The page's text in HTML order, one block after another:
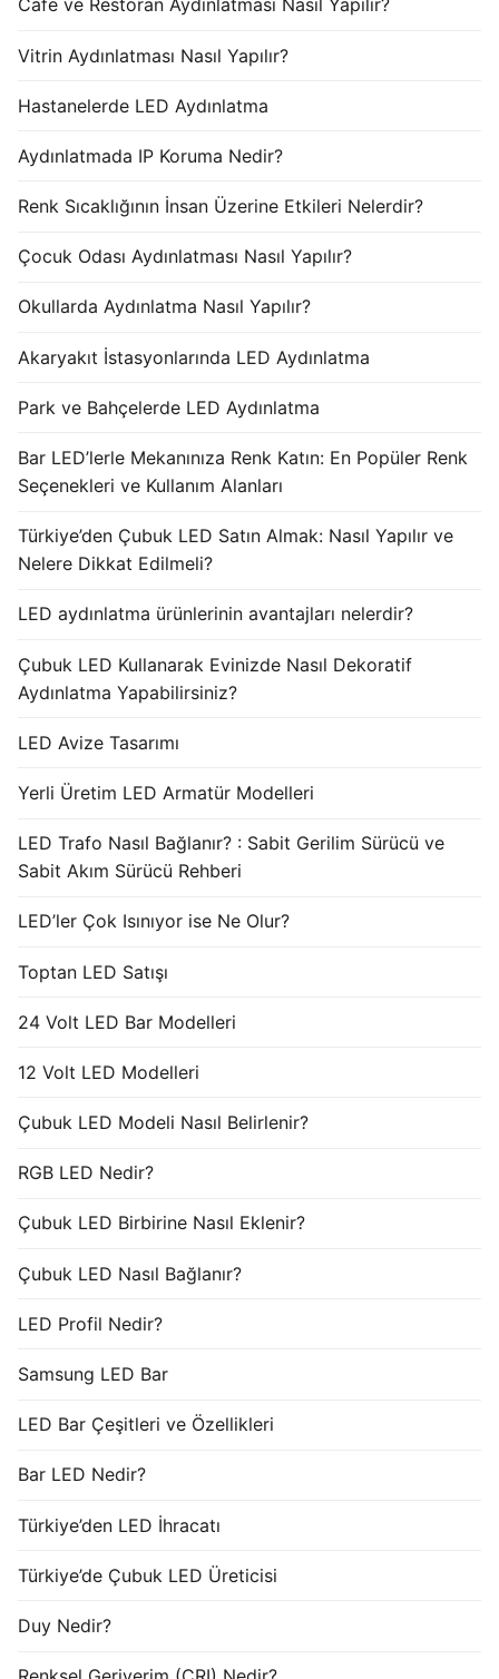
Cafe ve Restoran Aydınlatması Nasıl Yapılır?
Vitrin Aydınlatması Nasıl Yapılır?
Hastanelerde LED Aydınlatma
Aydınlatmada IP Koruma Nedir?
Renk Sıcaklığının İnsan Üzerine Etkileri Nelerdir?
Çocuk Odası Aydınlatması Nasıl Yapılır?
Okullarda Aydınlatma Nasıl Yapılır?
Akaryakıt İstasyonlarında LED Aydınlatma
Park ve Bahçelerde LED Aydınlatma
Bar LED’lerle Mekanınıza Renk Katın: En Popüler Renk
Seçenekleri ve Kullanım Alanları
Türkiye’den Çubuk LED Satın Almak: Nasıl Yapılır ve
Nelere Dikkat Edilmeli?
LED aydınlatma ürünlerinin avantajları nelerdir?
Çubuk LED Kullanarak Evinizde Nasıl Dekoratif
Aydınlatma Yapabilirsiniz?
LED Avize Tasarımı
Yerli Üretim LED Armatür Modelleri
LED Trafo Nasıl Bağlanır? : Sabit Gerilim Sürücü ve
Sabit Akım Sürücü Rehberi
LED’ler Çok Isınıyor ise Ne Olur?
Toptan LED Satışı
24 Volt LED Bar Modelleri
12 Volt LED Modelleri
Çubuk LED Modeli Nasıl Belirlenir?
RGB LED Nedir?
Çubuk LED Birbirine Nasıl Eklenir?
Çubuk LED Nasıl Bağlanır?
LED Profil Nedir?
Samsung LED Bar
LED Bar Çeşitleri ve Özellikleri
Bar LED Nedir?
Türkiye’den LED İhracatı
Türkiye’de Çubuk LED Üreticisi
Duy Nedir?